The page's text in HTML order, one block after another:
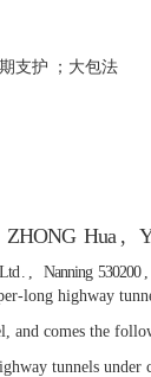
支护
；大包法
ZHONG Hua ,
Ltd . , Nanning 530200 ,
long highway
and comes the
tunnels under